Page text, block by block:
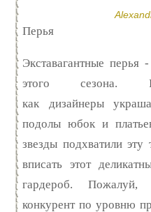
Перья
Экставагантные перья
этого сезона.
как дизайнеры
подолы юбок и
звезды подхватили
вписать этот
гардероб.
конкурент по уровню